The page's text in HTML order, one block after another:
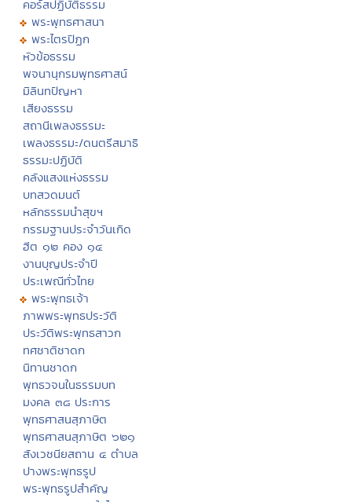
คอร์สปฏิบัติธรรม
พระพุทธศาสนา
พระไตรปิฏก
หัวข้อธรรม
พจนานุกรมพุทธศาสน์
มิลินทปัญหา
เสียงธรรม
สถานีเพลงธรรมะ
เพลงธรรมะ/ดนตรีสมาธิ
ธรรมะปฏิบัติ
คลังแสงแห่งธรรม
บทสวดมนต์
หลักธรรมนำสุขฯ
กรรมฐานประจำวันเกิด
ฮีต ๑๒ คอง ๑๔
งานบุญประจำปี
ประเพณีทั่วไทย
พระพุทธเจ้า
ภาพพระพุทธประวัติ
ประวัติพระพุทธสาวก
ทศชาติชาดก
นิทานชาดก
พุทธวจนในธรรมบท
มงคล ๓๘ ประการ
พุทธศาสนสุภาษิต
พุทธศาสนสุภาษิต ๖๒๑
สังเวชนียสถาน ๔ ตำบล
ปางพระพุทธรูป
พระพุทธรูปสำคัญ